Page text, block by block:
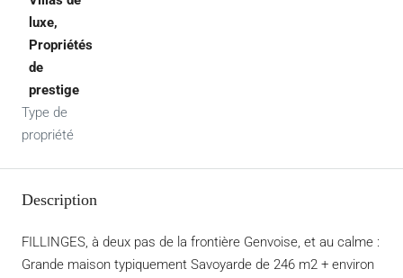
luxe,
Propriétés
de
prestige
Type de
propriété
Description
FILLINGES, à deux pas de la frontière Genvoise, et au calme :
Grande maison typiquement Savoyarde de 246 m2 + environ